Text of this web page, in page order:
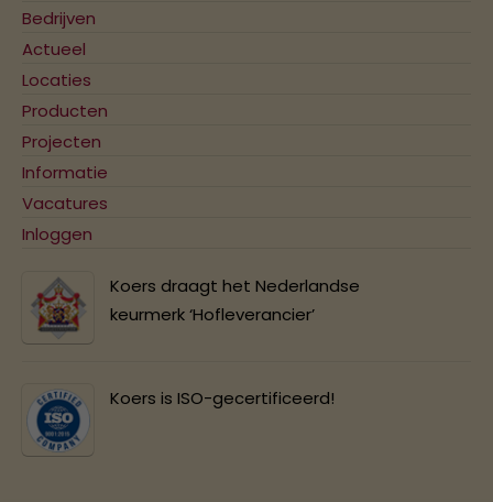
Bedrijven
Actueel
Locaties
Producten
Projecten
Informatie
Vacatures
Inloggen
Koers draagt het Nederlandse
keurmerk ‘Hofleverancier’
Koers is ISO-gecertificeerd!